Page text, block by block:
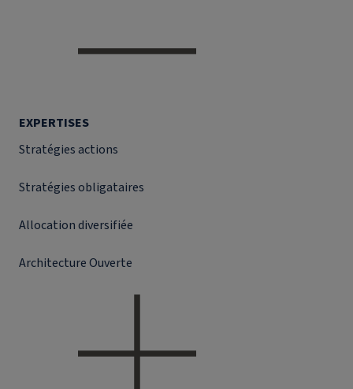
EXPERTISES
Stratégies actions
Stratégies obligataires
Allocation diversifiée
Architecture Ouverte